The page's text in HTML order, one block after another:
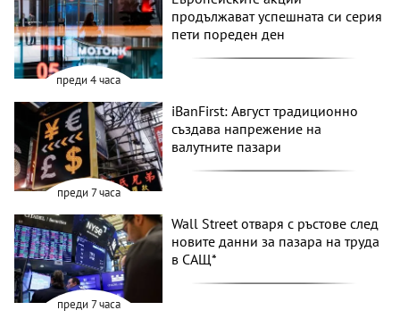
преди 4 часа
продължават успешната си серия
пети пореден ден
преди 7 часа
iBanFirst: Август традиционно
създава напрежение на
валутните пазари
преди 7 часа
Wall Street отваря с ръстове след
новите данни за пазара на труда
в САЩ*